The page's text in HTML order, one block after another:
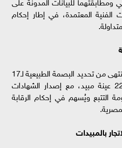
الفنية المعتمدة، في إطار إحكام
ولفت ملهط إلى أن المعمل انتهى من تحديد البصمة الطبيعية لـ17
عينة، والبصمة الكيميائية لـ22 عينة مبيد، مع إصدار الشهادات
التتبع ويُسهم في إحكام الرقابة
بالمبيدات